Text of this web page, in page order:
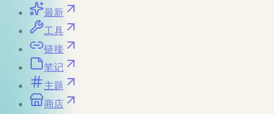
最新
工具
链接
笔记
主题
商店